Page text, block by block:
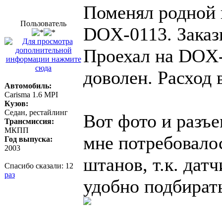
Пользователь
Автомобиль:
Carisma 1.6 MPI
Кузов:
Седан, рестайлинг
Трансмиссия:
МКПП
Год выпуска:
2003
Спасибо сказали: 12
раз
Поменял родной
DOX-0113.
Проехал на
доволен.
Вот фото и
мне
штанов, т.к.
удобно